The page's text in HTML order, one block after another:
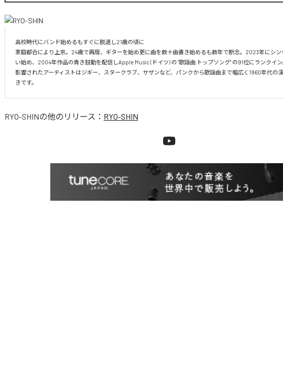
高校時代にバンド始めるもすぐに脱退し21歳の頃に
家庭都合により上京。24歳で再度、ギターを始め更に曲を数十曲書き始めるも数年で断念。2023年にシ
い始め、2004年作品の青き鼓動を配信しApple Music (ドイツ) の "歌謡曲 トップソング" の91位にランクイン
影響されたアーティストはジギー、スタークラブ、サザンなど、パンクから歌謡曲まで幅広く1960年代の
きです。
RYO-SHINの他のリリース： RYO-SHIN